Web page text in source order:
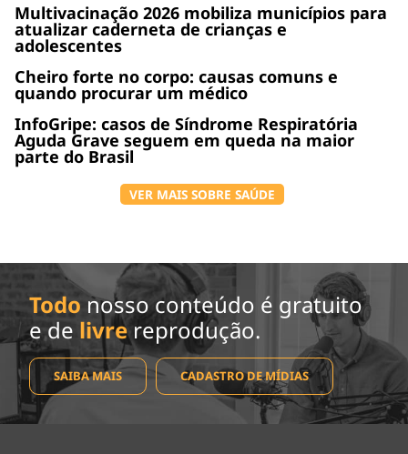
Multivacinação 2026 mobiliza municípios para
atualizar caderneta de crianças e
adolescentes
Cheiro forte no corpo: causas comuns e
quando procurar um médico
InfoGripe: casos de Síndrome Respiratória
Aguda Grave seguem em queda na maior
parte do Brasil
VER MAIS SOBRE SAÚDE
Todo nosso conteúdo é gratuito
e de livrereprodução.
SAIBA MAIS CADASTRO DE MÍDIAS